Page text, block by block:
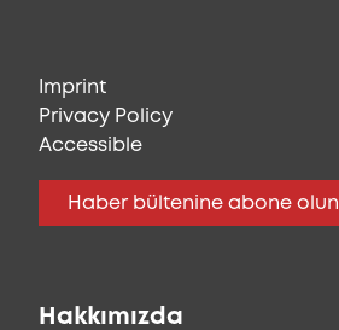
Imprint
Privacy Policy
Accessible
Haber bültenine abone olun
Hakkımızda